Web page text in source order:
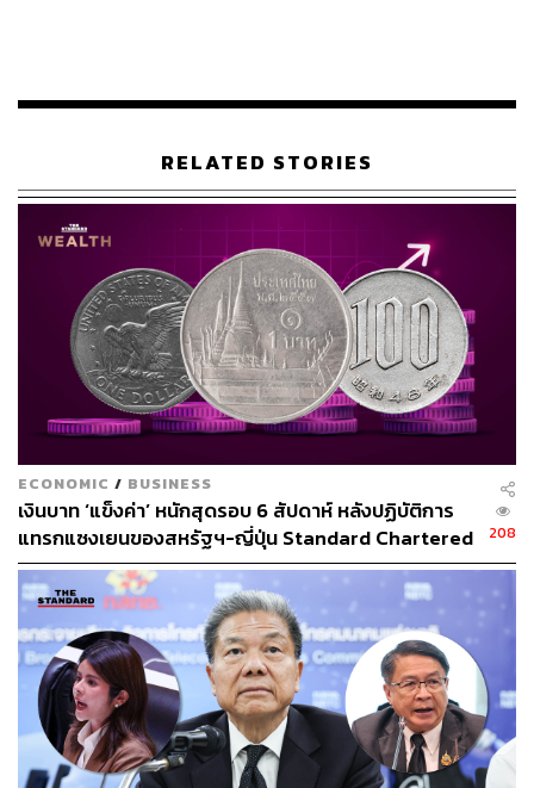
อย่างไรก็ดี เพื่อไม่ให้ตกเป็นเหยื่อภัยการเงิน ประชาชน
สามารถปฏิบัติตนเพื่อป้องกันภัยเบื้องต้นได้ดังนี้
ระมัดระวังมิจฉาชีพที่อาจใช้ข้อมูลที่รั่วไหลออกไป เช่น
หมายเลขบัตรประชาชน หรือที่อยู่ ในการหลอกลวงให้
ทำธุรกรรมทางการเงิน
หลีกเลี่ยงการให้ข้อมูลส่วนตัวและข้อมูลทางการเงินกับ
บุคคลอื่นผ่านโทรศัพท์ โซเชียลมีเดีย เว็บไซต์ หรืออีเมล
หากถูกหลอกลวงในการให้ข้อมูลส่วนตัว หรือพบความ
ผิดปกติของการทำธุรกรรม ให้เปลี่ยนรหัสผ่าน Mobile
Banking ทันที และติดต่อธนาคารที่ใช้บริการผ่านช่อง
ทาง Hotline โดยเร็วที่สุด
ข่าวที่เกี่ยวข้อง:
นักต้มตุ๋นเติบโต! Whoscall เผยรายงานปี 2564 ยอดโท
RELATED STORIES
ECONOMIC / BUSINESS
เงินบาท ‘แข็งค่า’ หนักสุดรอบ 6 สัปดาห์ หลังปฏิบัติการ
แทรกแซงเยนของสหรัฐฯ-ญี่ปุ่น Standard Chartered
เปิดเป้าสิ้นปีนี้จ่อแข็งต่อแตะ 32.50 บาทต่อดอลลาร์
208